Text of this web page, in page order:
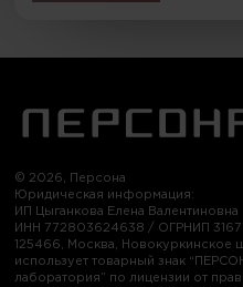
© 2026, Персона
Юридическая информация:
ИП Цыганкова Елена Валентиновна
ИНН 772803624638 / ОГРНИП
125466, Москва, Новокуркинское
использует товарный знак
лаборатория” по лицензии от